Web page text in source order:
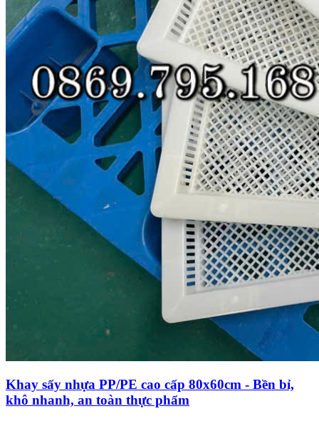
Khay sấy nhựa PP/PE cao cấp 80x60cm - Bền bỉ,
khô nhanh, an toàn thực phẩm